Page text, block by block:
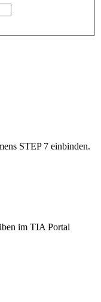
STEP 7 einbinden.
im TIA Portal